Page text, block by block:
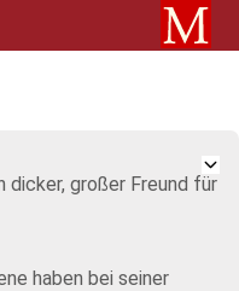
dicker, großer Freund für
haben bei seiner